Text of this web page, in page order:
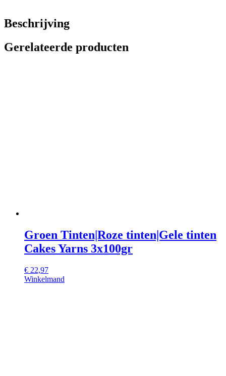
Beschrijving
Gerelateerde producten
Groen Tinten|Roze tinten|Gele tinten
Cakes Yarns 3x100gr
€ 22,97
Winkelmand